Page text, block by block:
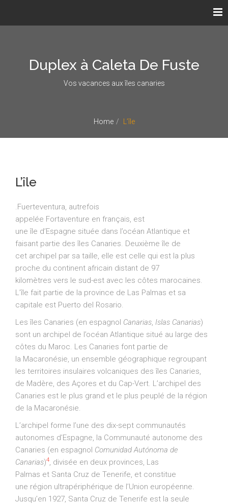
Duplex à Caleta De Fuste
Vos vacances aux îles canaries
Home L’île
L’île
.Fuerteventura, autrefois
appelée Fortaventure en français, est
une île d’Espagne située dans l’océan Atlantique et
faisant partie des îles Canaries. Deuxième île de
cet archipel par sa taille, elle est celle qui est la plus
proche du continent africain distant de 97
kilomètres vers le sud-est avec les côtes marocaines.
L’île fait partie de la province de Las Palmas et sa
capitale est Puerto del Rosario.
Les îles Canaries (en espagnol Canarias, Islas Canarias)
sont un archipel de l’océan Atlantique situé au large des
côtes du Maroc. Les Canaries font partie de
la Macaronésie, un ensemble géographique regroupant
les territoires insulaires volcaniques des îles Canaries,
de Madère, des Açores et du Cap-Vert. L’archipel des
Canaries est le plus grand et le plus peuplé de la région
de la Macaronésie.
L’archipel forme l’une des dix-sept communautés
autonomes d’Espagne, la Communauté autonome des
Canaries (en espagnol Comunidad Autónoma de
Canarias)4, divisée en deux provinces, Las
Palmas et Santa Cruz de Tenerife, et constitue
une région ultrapériphérique de l’Union européenne.
Jusqu’en 1927, Santa Cruz de Tenerife est la seule